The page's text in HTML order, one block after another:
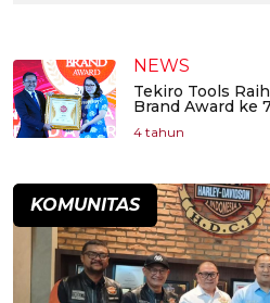
NEWS
Tekiro Tools
Brand Award ke
4 tahun
KOMUNITAS